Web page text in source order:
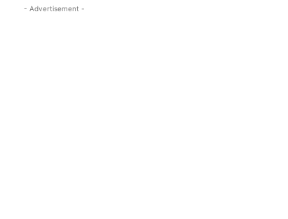
- Advertisement -